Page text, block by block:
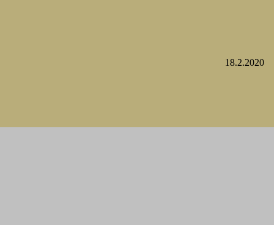
18.2.2020